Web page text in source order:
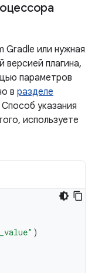
Gradle или нужная
версией плагина,
параметров
в разделе
Способ указания
используете
)